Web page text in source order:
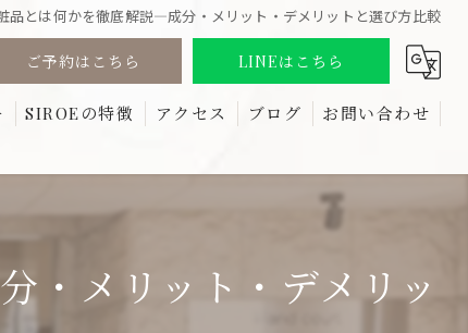
品とは何かを徹底解説―成分・メリット・デメリットと選び方比較
ご予約はこちら LINEはこちら
SIROEの特徴
リフトアップ
アクセス ブログ お問い合わせ
・メリット・デメリッ